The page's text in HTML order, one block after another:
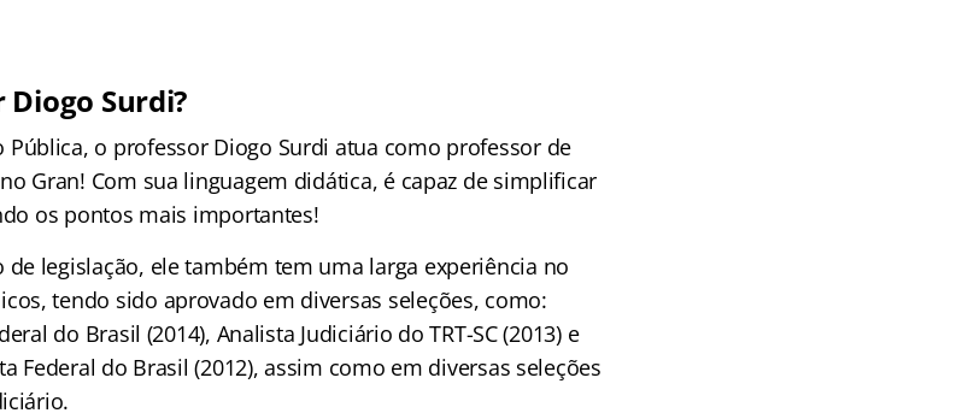
Surdi?
o professor Diogo Surdi atua como professor de
Gran! Com sua linguagem didática, é capaz de simplificar
os pontos mais importantes!
legislação, ele também tem uma larga experiência no
tendo sido aprovado em diversas seleções, como:
do Brasil (2014), Analista Judiciário do TRT-SC (2013) e
Federal do Brasil (2012), assim como em diversas seleções